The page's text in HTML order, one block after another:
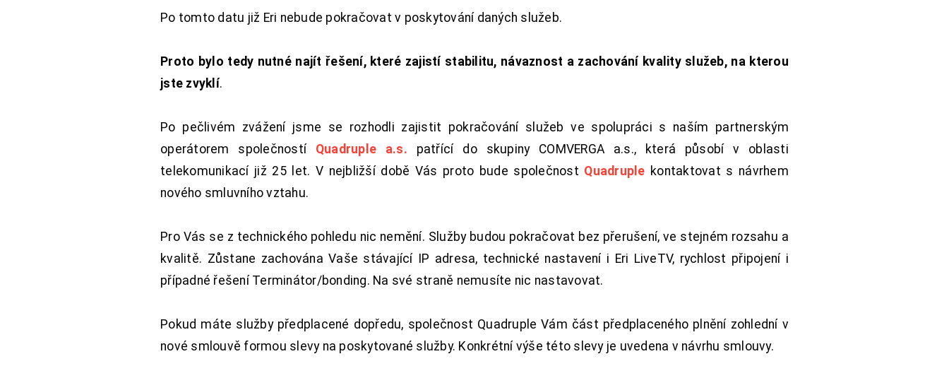
Po tomto datu již Eri nebude pokračovat v poskytování daných služeb.
Proto bylo tedy nutné najít řešení, které zajistí stabilitu, návaznost a zachování kvality služeb, na kterou
jste zvyklí.
Po pečlivém zvážení jsme se rozhodli zajistit pokračování služeb ve spolupráci s naším partnerským
operátorem společností Quadruple a.s. patřící do skupiny COMVERGA a.s., která působí v oblasti
telekomunikací již 25 let. V nejbližší době Vás proto bude společnost Quadruple kontaktovat s návrhem
nového smluvního vztahu.
Pro Vás se z technického pohledu nic nemění. Služby budou pokračovat bez přerušení, ve stejném rozsahu a
kvalitě. Zůstane zachována Vaše stávající IP adresa, technické nastavení i Eri LiveTV, rychlost připojení i
případné řešení Terminátor/bonding. Na své straně nemusíte nic nastavovat.
Pokud máte služby předplacené dopředu, společnost Quadruple Vám část předplaceného plnění zohlední v
nové smlouvě formou slevy na poskytované služby. Konkrétní výše této slevy je uvedena v návrhu smlouvy.